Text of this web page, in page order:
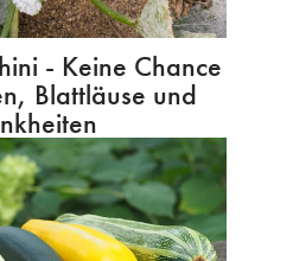
- Keine Chance
Blattläuse und